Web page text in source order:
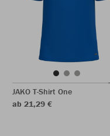
JAKO T-Shirt One
ab 21,29 €